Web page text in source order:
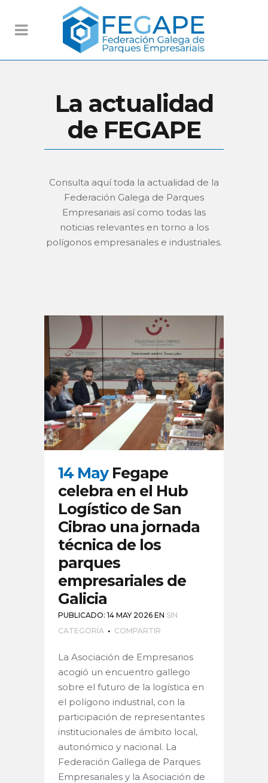
La actualidad
de FEGAPE
Consulta aquí toda la actualidad de la
Federación Galega de Parques
Empresariais así como todas las
noticias relevantes en torno a los
polígonos empresariales e industriales.
14 May Fegape
celebra en el Hub
Logístico de San
Cibrao una jornada
técnica de los
parques
empresariales de
Galicia
PUBLICADO: 14 MAY 2026 EN SIN
CATEGORÍA
COMPARTIR
La Asociación de Empresarios
acogió un encuentro gallego
sobre el futuro de la logística en
el polígono industrial, con la
participación de representantes
institucionales de ámbito local,
autonómico y nacional. La
Federación Gallega de Parques
Empresariales y la Asociación de